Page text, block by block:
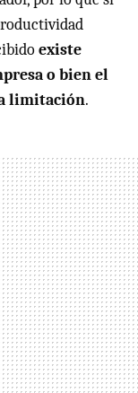
existe
o bien el
limitación.